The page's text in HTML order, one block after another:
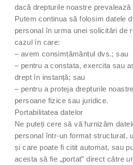
dacă drepturile noastre
Putem continua să folosim datele
personal în urma unei solicitări de
cazul în care:
– avem consimțământul dvs.; sau
– pentru a constata, exercita sau
drept în instanță; sau
– pentru a proteja drepturile
persoane fizice sau juridice.
Portabilitatea datelor
Ne puteți cere să vă furnizăm
personal într-un format structurat,
și care poate fi citit automat, sau
acesta să fie „portat” direct către